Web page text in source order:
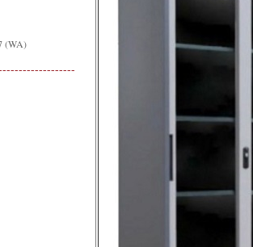
(WA)